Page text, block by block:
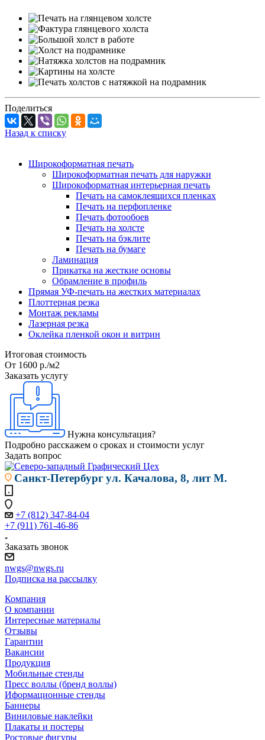
Поделиться
Назад к списку
Широкоформатная печать
Широкоформатная печать для наружки
Широкоформатная интерьерная печать
Печать на самоклеящихся пленках
Печать на перфопленке
Печать фотообоев
Печать на холсте
Печать на бэклите
Печать на бумаге
Ламинация
Прикатка на жесткие основы
Обрамление в профиль
Прямая УФ-печать на жестких материалах
Плоттерная резка
Монтаж рекламы
Лазерная резка
Оклейка пленкой окон и витрин
Итоговая стоимость
От 1600 р./м2
Заказать услугу
Нужна консультация?
Подробно расскажем о сроках и стоимости услуг
Задать вопрос
Санкт-Петербургул. Качалова, 8, лит М.
+7 (812) 347-84-04
+7 (911) 761-46-86
Заказать звонок
nwgs@nwgs.ru
Подписка на рассылку
Компания
О компании
Интересные материалы
Отзывы
Гарантии
Вакансии
Продукция
Мобильные стенды
Пресс воллы (бренд воллы)
Иформационные стенды
Баннеры
Виниловые наклейки
Плакаты и постеры
Ростовые фигуры